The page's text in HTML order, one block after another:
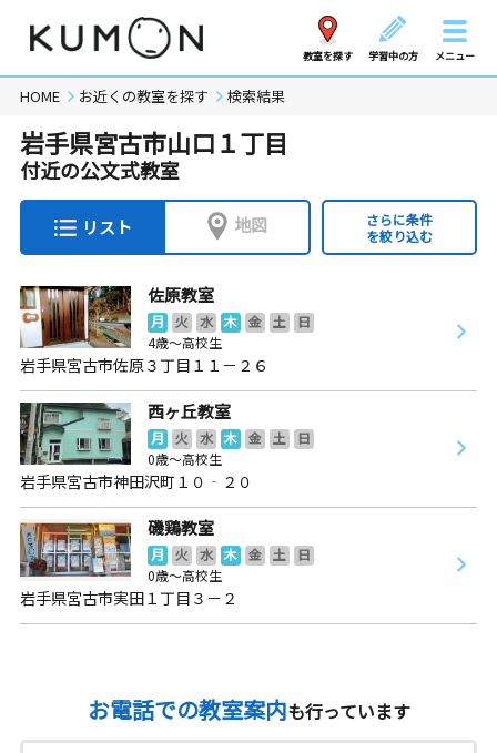
教室を探す 学習中の方 メニュー
HOME お近くの教室を探す 検索結果
岩手県宮古市山口１丁目
付近の公文式教室
リスト 地図
さらに条件
を絞り込む
佐原教室
月 火 水 木 金 土
日
4歳～高校生
岩手県宮古市佐原３丁目１１－２６
西ヶ丘教室
月 火 水 木 金 土
日
0歳～高校生
岩手県宮古市神田沢町１０‐２０
磯鶏教室
月 火 水 木 金 土
日
0歳～高校生
岩手県宮古市実田１丁目３－２
お電話での教室案内も行っています